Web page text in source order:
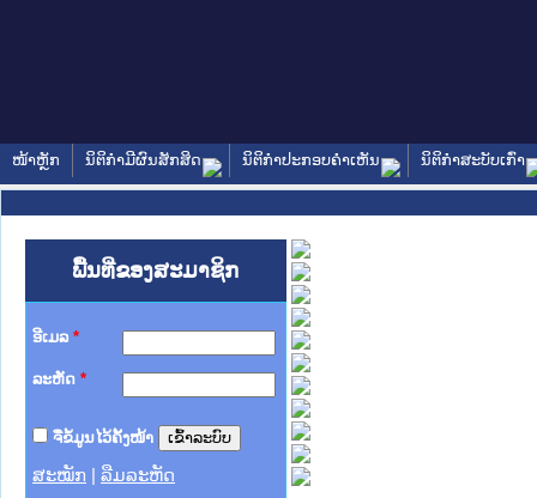
ໜ້າຫຼັກ ນິຕິກໍາມີຜົນສັກສິດ ນິຕິກໍາປະກອບຄໍາເຫັນ ນິຕິກໍາສະບັບເກົ່າ
ພື້ນທີ່ຂອງສະມາຊິກ
ອີເມລ *
ລະຫັດ *
ຈື່ຂໍ້ມູນໄວ້ຄັ້ງໜ້າ
ສະໝັກ ລືມລະຫັດ